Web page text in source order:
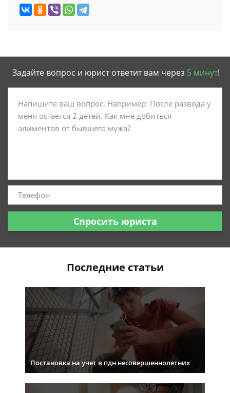
Задайте вопрос и юрист ответит вам через 5 минут!
Спросить юриста
Последние статьи
Постановка на учет в пдн несовершеннолетних